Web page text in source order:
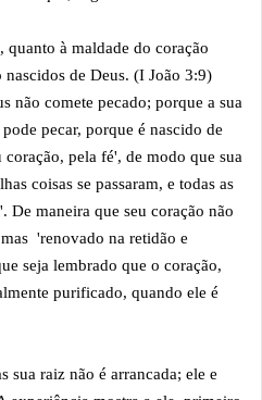
quanto à maldade do coração
nascidos de Deus. (I João 3:9)
não comete pecado; porque a sua
pecar, porque é nascido de
pela fé', de modo que sua
coisas se passaram, e todas as
De maneira que seu coração não
'renovado na retidão e
seja lembrado que o coração,
purificado, quando ele é
sua raiz não é arrancada; ele e